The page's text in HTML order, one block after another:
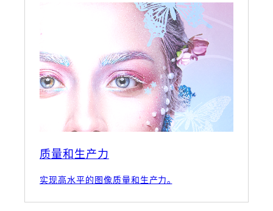
质量和生产力
实现高水平的图像质量和生产力。